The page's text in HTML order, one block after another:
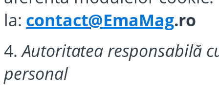
la: contact@EmaMag.ro
4.Autoritatea responsabilă
personal